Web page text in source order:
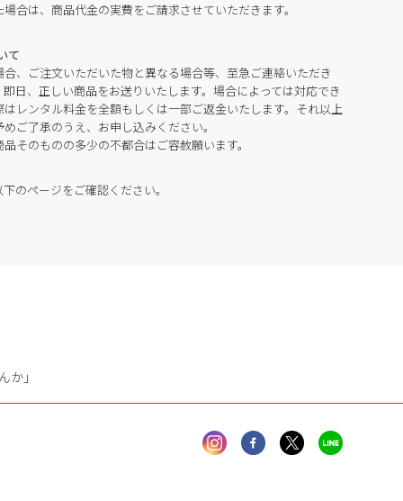
合は、商品代金の実費をご請求させていただきます。
て
、ご注文いただいた物と異なる場合等、至急ご連絡いただき
日、正しい商品をお送りいたします。場合によっては対応でき
レンタル料金を全額もしくは一部ご返金いたします。それ以上
ご了承のうえ、お申し込みください。
そのものの多少の不都合はご容赦願います。
のページをご確認ください。
か」